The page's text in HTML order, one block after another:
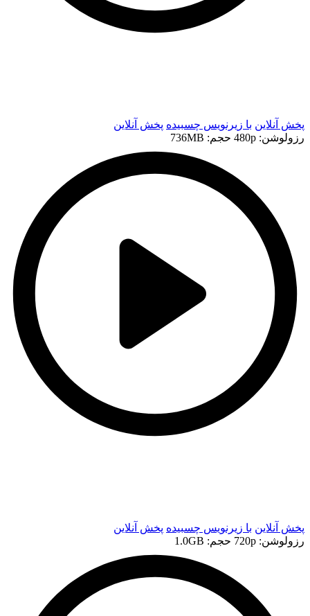
پخش آنلاین با زیرنویس چسبیده پخش آنلاین
رزولوشن: 480p
حجم: 736MB
پخش آنلاین با زیرنویس چسبیده پخش آنلاین
رزولوشن: 720p
حجم: 1.0GB